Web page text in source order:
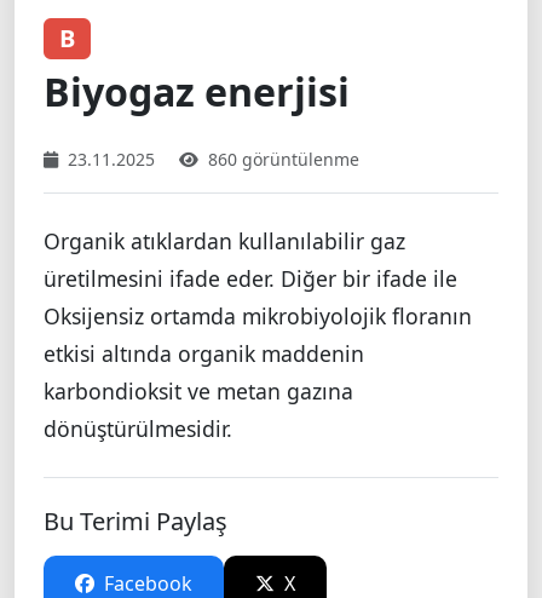
B
Biyogaz enerjisi
23.11.2025 860 görüntülenme
Organik atıklardan kullanılabilir gaz
üretilmesini ifade eder. Diğer bir ifade ile
Oksijensiz ortamda mikrobiyolojik floranın
etkisi altında organik maddenin
karbondioksit ve metan gazına
dönüştürülmesidir.
Bu Terimi Paylaş
Facebook X